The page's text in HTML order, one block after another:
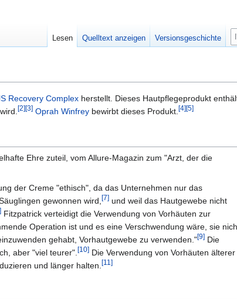
Recovery Complex herstellt. Dieses Hautpflegeprodukt
[2][3] Oprah Winfrey bewirbt dieses Produkt.[4][5]
Ehre zuteil, vom Allure-Magazin zum "Arzt, der die
der Creme "ethisch", da das Unternehmen nur das
gewonnen wird,[7] und weil das Hautgewebe nicht
] Fitzpatrick verteidigt die Verwendung von Vorhäuten zur
Operation ist und es eine Verschwendung wäre, sie
gehabt, Vorhautgewebe zu verwenden."[9] Die
aber "viel teurer".[10] Die Verwendung von Vorhäuten älterer
und länger halten.[11]
Lesen Quelltext anzeigen Versionsgeschichte
u
e